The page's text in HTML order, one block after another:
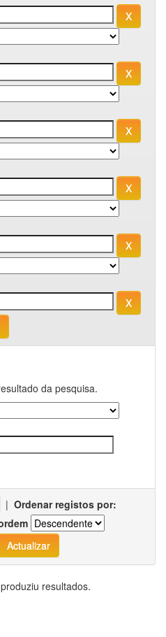
da pesquisa.
| Ordenar registos por:
resultados.